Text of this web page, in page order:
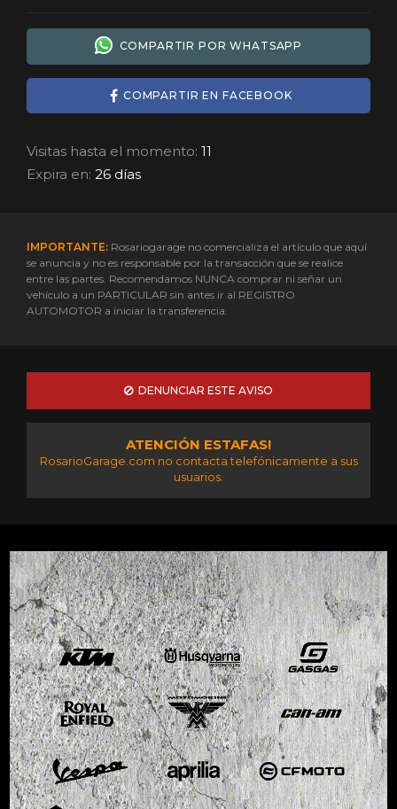
COMPARTIR POR WHATSAPP
COMPARTIR EN FACEBOOK
Visitas hasta el momento: 11
Expira en: 26 días
IMPORTANTE: Rosariogarage no comercializa el artículo que aquí
se anuncia y no es responsable por la transacción que se realice
entre las partes. Recomendamos NUNCA comprar ni señar un
vehículo a un PARTICULAR sin antes ir al REGISTRO
AUTOMOTOR a iniciar la transferencia.
DENUNCIAR ESTE AVISO
ATENCIÓN ESTAFAS!
RosarioGarage.com no contacta telefónicamente a sus
usuarios.